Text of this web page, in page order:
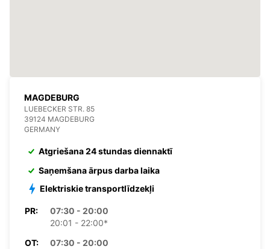
MAGDEBURG
LUEBECKER STR. 85
39124 MAGDEBURG
GERMANY
Atgriešana 24 stundas diennaktī
Saņemšana ārpus darba laika
Elektriskie transportlīdzekļi
PR:
07:30 - 20:00
20:01 - 22:00*
OT:
07:30 - 20:00